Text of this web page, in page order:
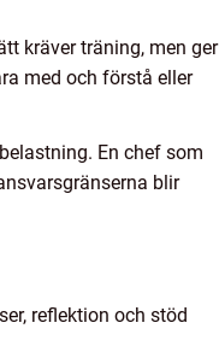
kräver träning, men ger
med och förstå eller
En chef som
blir
reflektion och stöd